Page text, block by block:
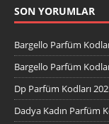
SON YORUMLAR
Bargello Parfüm
Bargello Parfüm
Dp Parfüm Kodları
Dadya Kadın Parfüm